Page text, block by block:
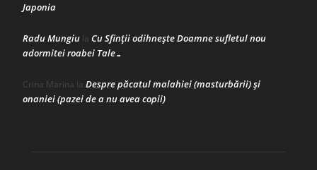
Japonia
Radu Mungiu la Cu Sfinții odihnește Doamne sufletul nou
adormitei roabei Tale…
Crina Marina la Despre păcatul malahiei (masturbării) şi
onaniei (pazei de a nu avea copii)